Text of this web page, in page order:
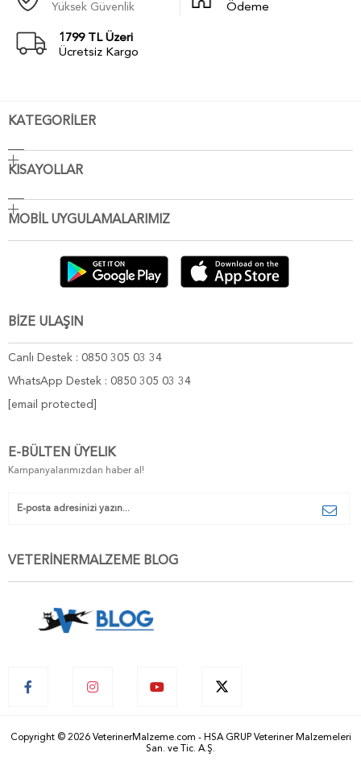
Yüksek Güvenlik
Ödeme
1799 TL Üzeri
Ücretsiz Kargo
KATEGORİLER
KISAYOLLAR
MOBİL UYGULAMALARIMIZ
BİZE ULAŞIN
Canlı Destek : 0850 305 03 34
WhatsApp Destek : 0850 305 03 34
[email protected]
E-BÜLTEN ÜYELIK
Kampanyalarımızdan haber al!
VETERİNERMALZEME BLOG
Copyright © 2026 VeterinerMalzeme.com - HSA GRUP Veteriner Malzemeleri
San. ve Tic. A.Ş.